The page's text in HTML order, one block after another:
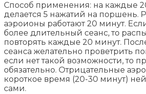
Способ применения: на каждые
делается 5 нажатий на поршень.
аэроионы работают 20 минут.
более длительный сеанс, то
повторять каждые 20 минут.
сеанса желательно проветрить
если нет такой возможности, то
обязательно. Отрицательные
короткое время (20-30 минут)
сами.